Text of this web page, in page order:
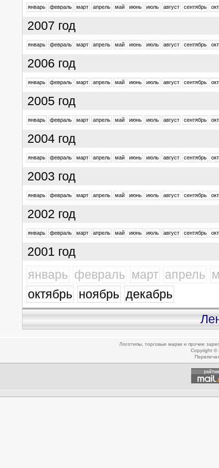
январь февраль март апрель май июнь июль август сентябрь
2007 год
январь февраль март апрель май июнь июль август сентябрь
2006 год
январь февраль март апрель май июнь июль август сентябрь
2005 год
январь февраль март апрель май июнь июль август сентябрь
2004 год
январь февраль март апрель май июнь июль август сентябрь
2003 год
январь февраль март апрель май июнь июль август сентябрь
2002 год
январь февраль март апрель май июнь июль август сентябрь
2001 год
январь февраль март апрель
октябрь ноябрь декабрь
Логотипы, торговые марки и прочие
Copyright ©